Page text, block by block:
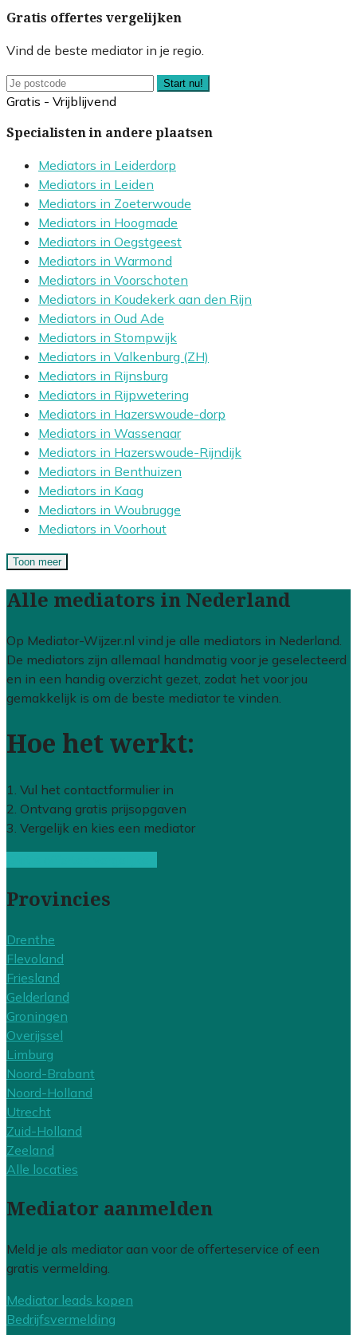
Gratis offertes vergelijken
Vind de beste mediator in je regio.
Start nu!
Gratis - Vrijblijvend
Specialisten in andere plaatsen
Mediators in Leiderdorp
Mediators in Leiden
Mediators in Zoeterwoude
Mediators in Hoogmade
Mediators in Oegstgeest
Mediators in Warmond
Mediators in Voorschoten
Mediators in Koudekerk aan den Rijn
Mediators in Oud Ade
Mediators in Stompwijk
Mediators in Valkenburg (ZH)
Mediators in Rijnsburg
Mediators in Rijpwetering
Mediators in Hazerswoude-dorp
Mediators in Wassenaar
Mediators in Hazerswoude-Rijndijk
Mediators in Benthuizen
Mediators in Kaag
Mediators in Woubrugge
Mediators in Voorhout
Toon meer
Alle mediators in Nederland
Op Mediator-Wijzer.nl vind je alle mediators in Nederland.
De mediators zijn allemaal handmatig voor je geselecteerd
en in een handig overzicht gezet, zodat het voor jou
gemakkelijk is om de beste mediator te vinden.
Hoe het werkt:
1. Vul het contactformulier in
2. Ontvang gratis prijsopgaven
3. Vergelijk en kies een mediator
Provincies
Drenthe
Flevoland
Friesland
Gelderland
Groningen
Overijssel
Limburg
Noord-Brabant
Noord-Holland
Utrecht
Zuid-Holland
Zeeland
Alle locaties
Mediator aanmelden
Meld je als mediator aan voor de offerteservice of een
gratis vermelding.
Mediator leads kopen
Bedrijfsvermelding